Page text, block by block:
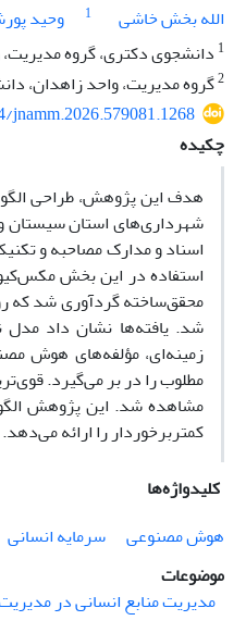
الله بخش خاشی
1 وحید
1 دانشجوی دکتری، گروه مدیریت،
2گروه مدیریت، واحد زاهدان،
چکیده
هدف این پژوهش، طراحی
شهرداری‌های استان سیستان
محقق‌ساخته گردآوری شد که
شد. یافته‌ها نشان داد
زمینه‌ای، مؤلفه‌های هوش
مشاهده شد. این پژوهش
کمتربرخوردار را ارائه می‌دهد.
کلیدواژه‌ها
هوش مصنوعی
سرمایه انسانی
موضوعات
مدیریت منابع انسانی در